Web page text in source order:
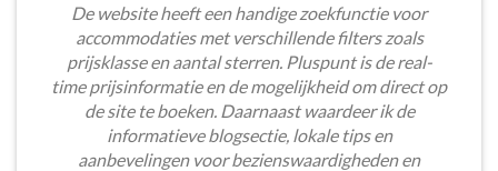
De website heeft een handige zoekfunctie voor
accommodaties met verschillende filters zoals
prijsklasse en aantal sterren. Pluspunt is de real-
time prijsinformatie en de mogelijkheid om direct op
de site te boeken. Daarnaast waardeer ik de
informatieve blogsectie, lokale tips en
aanbevelingen voor bezienswaardigheden en